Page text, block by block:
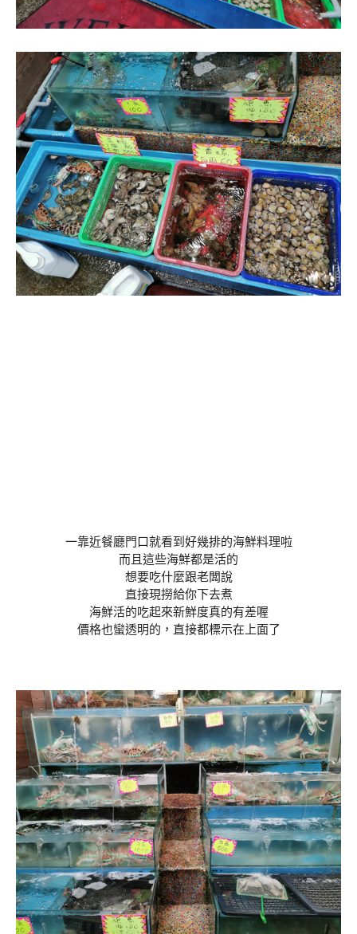
一靠近餐廳門口就看到好幾排的海鮮料理啦
而且這些海鮮都是活的
想要吃什麼跟老闆說
直接現撈給你下去煮
海鮮活的吃起來新鮮度真的有差喔
價格也蠻透明的，直接都標示在上面了